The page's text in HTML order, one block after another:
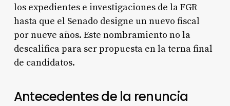
los expedientes e investigaciones de la FGR
hasta que el Senado designe un nuevo fiscal
por nueve años. Este nombramiento no la
descalifica para ser propuesta en la terna final
de candidatos.
Antecedentes de la renuncia